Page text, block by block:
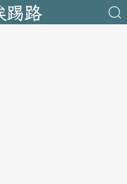
踢路